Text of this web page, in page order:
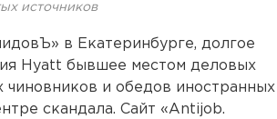
источников
в Екатеринбурге, долгое
Hyatt бывшее местом деловых
чиновников и обедов иностранных
скандала. Сайт «Antijob.